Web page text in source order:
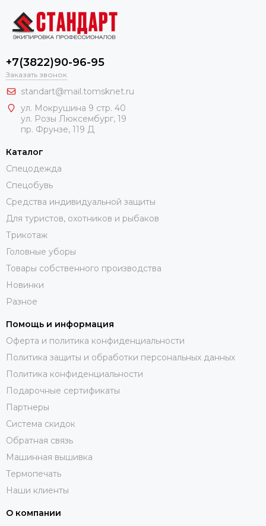
+7(3822)90-96-95
Заказать звонок
standart@mail.tomsknet.ru
ул. Мокрушина 9 стр. 40
ул. Розы Люксембург, 19
пр. Фрунзе, 119 Д
Каталог
Спецодежда
Спецобувь
Средства индивидуальной защиты
Для туристов, охотников и рыбаков
Трикотаж
Головные уборы
Товары собственного производства
Новинки
Разное
Помощь и информация
Оферта и политика конфиденциальности
Политика защиты и обработки персональных данных
Политика конфиденциальности
Подарочные сертификаты
Партнеры
Система скидок
Обратная связь
Машинная вышивка
Термопечать
Наши клиенты
О компании